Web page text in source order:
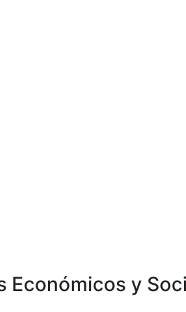
Económicos y